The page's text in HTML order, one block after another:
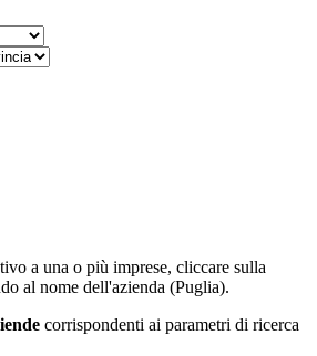
a una o più imprese, cliccare sulla
al nome dell'azienda (Puglia).
corrispondenti ai parametri di ricerca